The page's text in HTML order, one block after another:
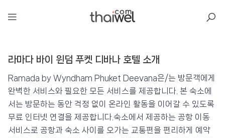
라마다 바이 윈덤 푸켓 디바나 호텔
📍 푸켓★★★★ ⭐ 8.3
💰 최저가 확인 · 예약하기
라마다 바이 윈덤 푸켓 디바나 호텔 소개
Ramada by Wyndham Phuket Deevana은/는 방문객에게
완벽한 서비스와 필요한 모든 서비스를 제공합니다. 본 숙소에
서는 방문하는 동안 걱정 없이 온라인 활동을 이어갈 수 있도록
무료 인터넷 연결을 제공합니다.숙소에서 제공하는 공항 이동
서비스로 공항과 숙소 사이를 오가는 교통편을 편리하게 예약